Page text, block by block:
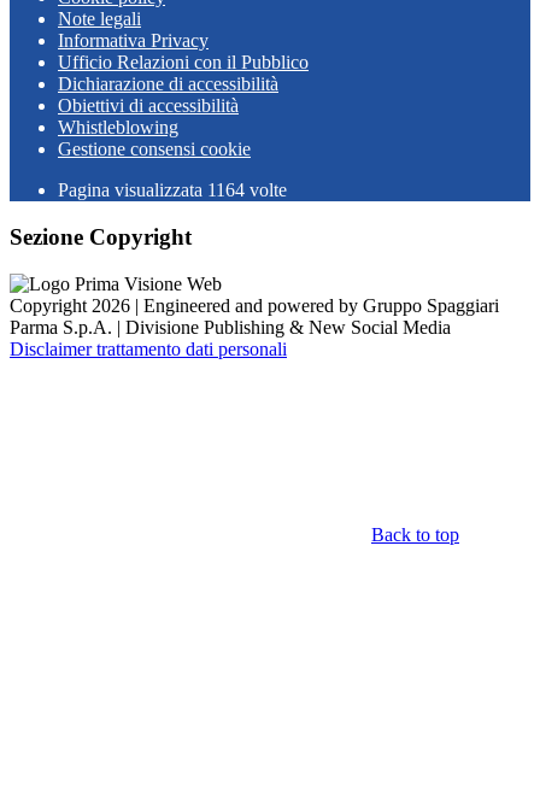
Note legali
Informativa Privacy
Ufficio Relazioni con il Pubblico
Dichiarazione di accessibilità
Obiettivi di accessibilità
Whistleblowing
Gestione consensi cookie
Pagina visualizzata 1164 volte
Sezione Copyright
Copyright 2026 | Engineered and powered by Gruppo Spaggiari
Parma S.p.A. | Divisione Publishing & New Social Media
Disclaimer trattamento dati personali
Back to top